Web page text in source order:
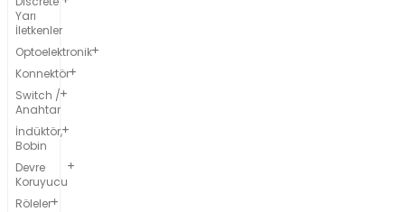
Yarı
İletkenler
Optoelektronik
Konnektör
Switch /
Anahtar
İndüktör,
Bobin
Devre
Koruyucu
Röleler